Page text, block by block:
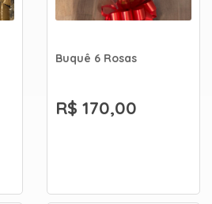
Buquê 6 Rosas
R$ 170,00